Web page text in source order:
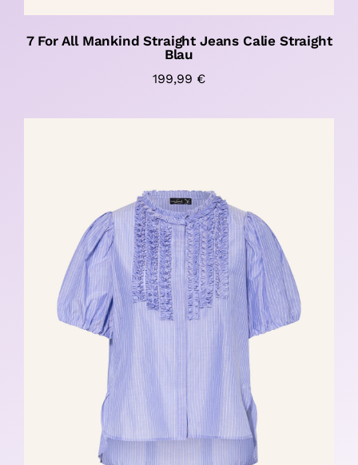
7 For All Mankind Straight Jeans Calie Straight
Blau
199,99 €